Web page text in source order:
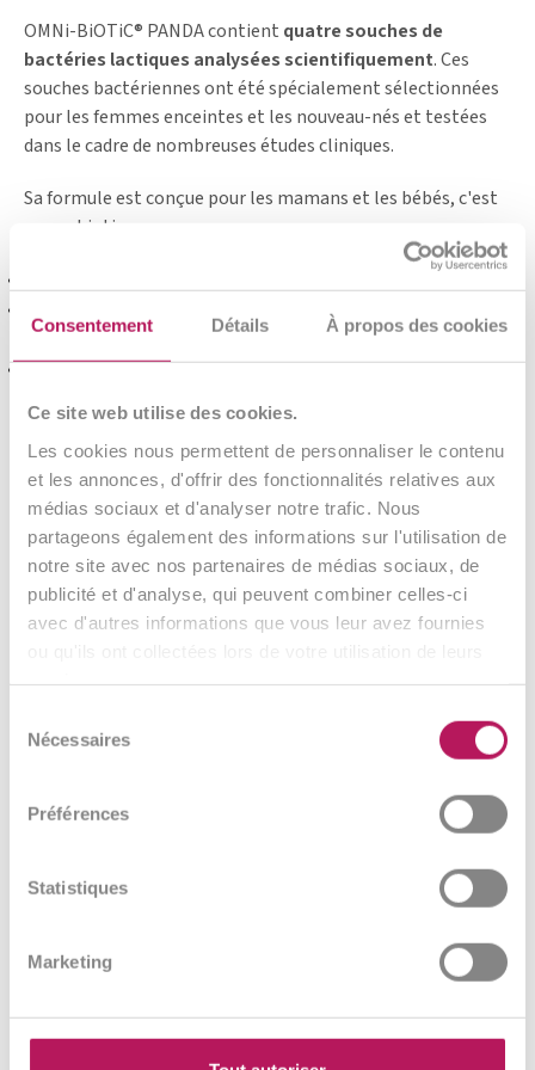
Consentement Détails À propos des cookies
Ce site web utilise des cookies.
Les cookies nous permettent de personnaliser le contenu
et les annonces, d'offrir des fonctionnalités relatives aux
médias sociaux et d'analyser notre trafic. Nous
partageons également des informations sur l'utilisation de
notre site avec nos partenaires de médias sociaux, de
publicité et d'analyse, qui peuvent combiner celles-ci
avec d'autres informations que vous leur avez fournies
Nécessaires
Préférences
Statistiques
Marketing
OMNi-BiOTiC® PANDA contient quatre souches de
bactéries lactiques analysées scientifiquement. Ces
souches bactériennes ont été spécialement sélectionnées
pour les femmes enceintes et les nouveau-nés et testées
dans le cadre de nombreuses études cliniques.
Sa formule est conçue pour les mamans et les bébés, c'est
un probiotique :
recommandé tout au long de la première année de vie du
bébé,
qui convient dès la naissance.
OMNi-BiOTiC® PANDA a été développé pour que la maman
et son bébé vivent leurs premiers moments en toute
sérénité.
Pour les nourrissons, OMNi-BiOTiC® PANDA est également
disponible sous forme de gouttes. Ce format est pratique et
facile d'utilisation. Un bon départ pour le microbiote de
votre bébé ! À découvrir ici :